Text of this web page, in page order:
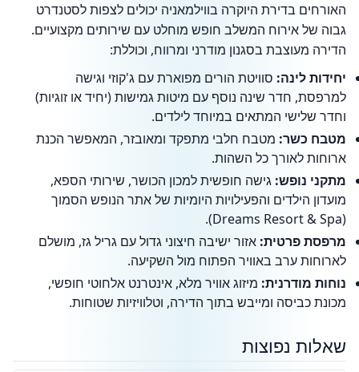
האורחים בדירת היוקרה בווילמאניה יכולים לצפות לסטנדרט
גבוה של אירוח המשלב חופש מוחלט עם שירותים מקצועיים.
הדירה מעוצבת בסגנון מודרני ומרווח, וכוללת:
יחידות לינה: סוויטת הורים מפוארת עם ג'קוזי וגישה
למרפסת, חדר שינה נוסף עם מיטות גמישות (יחיד או זוגיות)
וחדר שלישי המתאים במיוחד לילדים.
מטבח כשר: מטבח חלבי מתפקד ומאובזר, המאפשר הכנת
ארוחות לאורך כל השהות.
מתקני נופש: גישה חופשית למכון הכושר, שירותי הספא,
מועדון הילדים והפעילויות היומיות של אתר הנופש הסמוך
(Dreams Resort & Spa).
מרפסת פרטית: אזור ישיבה חיצוני גדול עם גריל גז, מושלם
לארוחות ערב באוויר הפתוח מול השקיעה.
נוחות מודרנית: מיזוג אוויר מלא, אינטרנט אלחוטי חופשי,
מכונת כביסה ומייבש בתוך הדירה, וטלוויזיות שטוחות.
שאלות נפוצות